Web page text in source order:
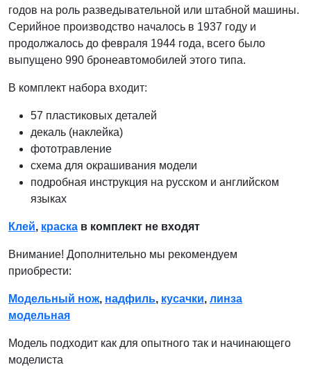
годов на роль разведывательной или штабной машины.
Серийное производство началось в 1937 году и
продолжалось до февраля 1944 года, всего было
выпущено 990 бронеавтомобилей этого типа.
В комплект набора входит:
57 пластиковых деталей
декаль (наклейка)
фототравление
схема для окрашивания модели
подробная инструкция на русском и английском
языках
Клей, краска в комплект не входят
Внимание! Дополнительно мы рекомендуем
приобрести:
Модельный нож, надфиль, кусачки, линза
модельная
Модель подходит как для опытного так и начинающего
моделиста